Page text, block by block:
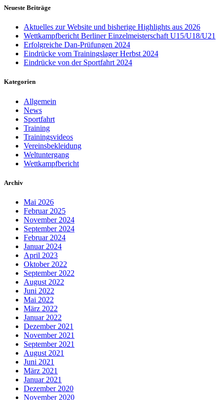
Neueste Beiträge
Aktuelles zur Website und bisherige Highlights aus 2026
Wettkampfbericht Berliner Einzelmeisterschaft U15/U18/U21
Erfolgreiche Dan-Prüfungen 2024
Eindrücke vom Trainingslager Herbst 2024
Eindrücke von der Sportfahrt 2024
Kategorien
Allgemein
News
Sportfahrt
Training
Trainingsvideos
Vereinsbekleidung
Weltuntergang
Wettkampfbericht
Archiv
Mai 2026
Februar 2025
November 2024
September 2024
Februar 2024
Januar 2024
April 2023
Oktober 2022
September 2022
August 2022
Juni 2022
Mai 2022
März 2022
Januar 2022
Dezember 2021
November 2021
September 2021
August 2021
Juni 2021
März 2021
Januar 2021
Dezember 2020
November 2020